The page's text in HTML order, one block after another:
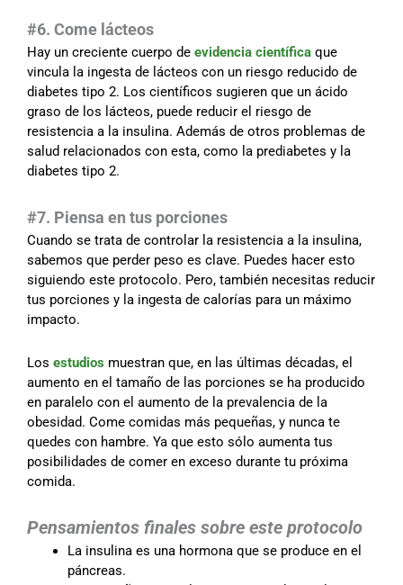
#6. Come lácteos
Hay un creciente cuerpo de evidencia científica que
vincula la ingesta de lácteos con un riesgo reducido de
diabetes tipo 2. Los científicos sugieren que un ácido
graso de los lácteos, puede reducir el riesgo de
resistencia a la insulina. Además de otros problemas de
salud relacionados con esta, como la prediabetes y la
diabetes tipo 2.
#7. Piensa en tus porciones
Cuando se trata de controlar la resistencia a la insulina,
sabemos que perder peso es clave. Puedes hacer esto
siguiendo este protocolo. Pero, también necesitas reducir
tus porciones y la ingesta de calorías para un máximo
impacto.
Los estudios muestran que, en las últimas décadas, el
aumento en el tamaño de las porciones se ha producido
en paralelo con el aumento de la prevalencia de la
obesidad. Come comidas más pequeñas, y nunca te
quedes con hambre. Ya que esto sólo aumenta tus
posibilidades de comer en exceso durante tu próxima
comida.
Pensamientos finales sobre este protocolo
La insulina es una hormona que se produce en el
páncreas.